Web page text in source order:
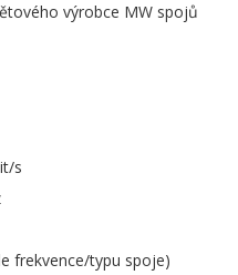
výrobce MW spojů
s
frekvence/typu spoje)